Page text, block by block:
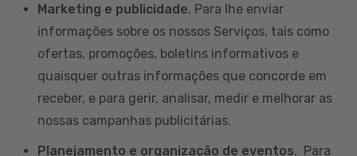
Marketing e publicidade. Para lhe enviar
informações sobre os nossos Serviços, tais como
ofertas, promoções, boletins informativos e
quaisquer outras informações que concorde em
receber, e para gerir, analisar, medir e melhorar as
nossas campanhas publicitárias.
Planejamento e organização de eventos. Para